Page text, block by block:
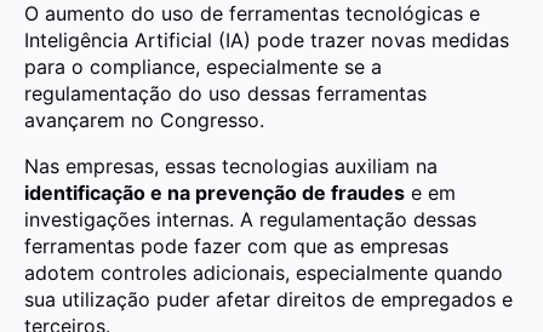
O aumento do uso de ferramentas tecnológicas e
Inteligência Artificial (IA) pode trazer novas medidas
para o compliance, especialmente se a
regulamentação do uso dessas ferramentas
avançarem no Congresso.
Nas empresas, essas tecnologias auxiliam na
identificação e na prevenção de fraudes e em
investigações internas. A regulamentação dessas
ferramentas pode fazer com que as empresas
adotem controles adicionais, especialmente quando
sua utilização puder afetar direitos de empregados e
terceiros.